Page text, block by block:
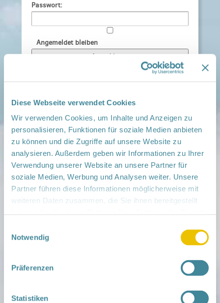
Diese Webseite verwendet Cookies
Wir verwenden Cookies, um Inhalte und Anzeigen zu
personalisieren, Funktionen für soziale Medien anbieten
zu können und die Zugriffe auf unsere Website zu
analysieren. Außerdem geben wir Informationen zu Ihrer
Verwendung unserer Website an unsere Partner für
soziale Medien, Werbung und Analysen weiter. Unsere
Partner führen diese Informationen möglicherweise mit
weiteren Daten zusammen, die Sie ihnen bereitgestellt
Notwendig
Präferenzen
Statistiken
Passwort:
Angemeldet bleiben
Materialkiste
Download Material
Imageflyer für Familien
in der Schwangerschaft
Netzwerk-Kompass